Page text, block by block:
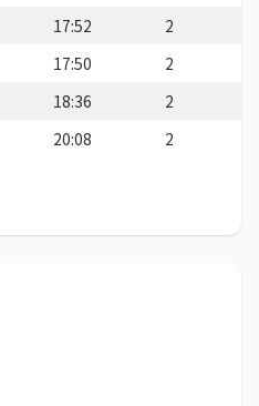
17:52
2
17:50
2
18:36
2
20:08 2